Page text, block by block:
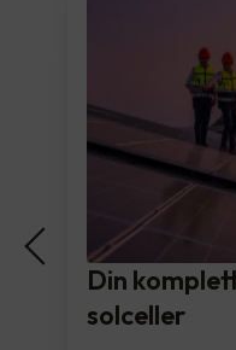
Din
solceller